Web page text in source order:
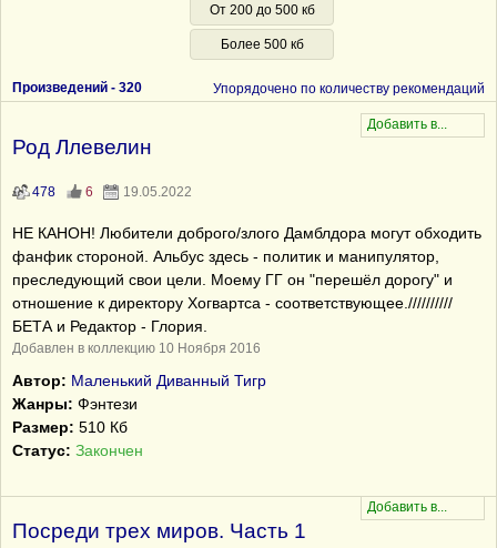
От 200 до 500 кб
Более 500 кб
Произведений - 320 Упорядочено по количеству рекомендаций
Род Ллевелин
478 6 19.05.2022
НЕ КАНОН! Любители доброго/злого Дамблдора могут обходить
фанфик стороной. Альбус здесь - политик и манипулятор,
преследующий свои цели. Моему ГГ он "перешёл дорогу" и
отношение к директору Хогвартса - соответствующее.//////////
БЕТА и Редактор - Глория.
Добавлен в коллекцию 10 Ноября 2016
Автор: Маленький Диванный Тигр
Жанры: Фэнтези
Размер: 510 Кб
Статус: Закончен
Посреди трех миров. Часть 1